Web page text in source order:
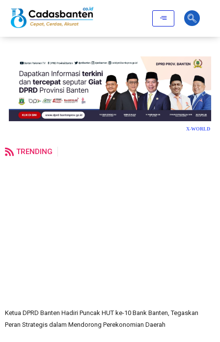
X-WORLD
TRENDING
Ketua DPRD Banten Hadiri Puncak HUT ke-10 Bank Banten, Tegaskan
Peran Strategis dalam Mendorong Perekonomian Daerah